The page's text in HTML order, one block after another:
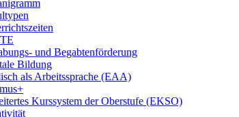
und Begabtenförderung
Bildung
als Arbeitssprache (EAA)
Kurssystem der Oberstufe (EKSO)